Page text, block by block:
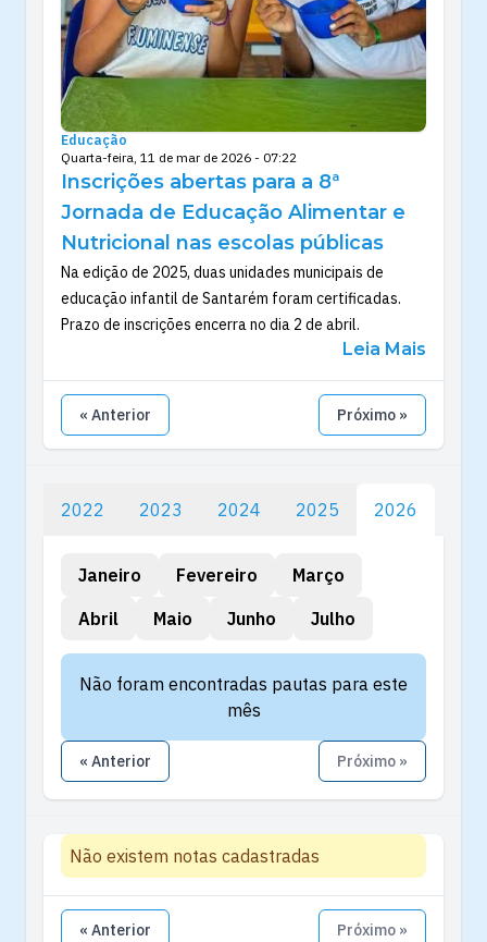
Educação
Quarta-feira, 11 de mar de 2026 - 07:22
Inscrições abertas para a 8ª
Jornada de Educação Alimentar e
Nutricional nas escolas públicas
Na edição de 2025, duas unidades municipais de
educação infantil de Santarém foram certificadas.
Prazo de inscrições encerra no dia 2 de abril.
Leia Mais
« Anterior Próximo »
2022 2023 2024 2025 2026
Janeiro Fevereiro
Março
Abril
Maio Junho Julho
Não foram encontradas pautas para este
mês
« Anterior Próximo »
Não existem notas cadastradas
« Anterior Próximo »